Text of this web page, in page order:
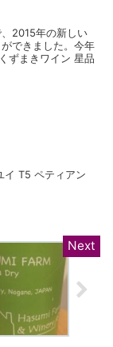
2015年の新しい
できました。今年
ずまきワイン 星品
イ T5 ペティアン